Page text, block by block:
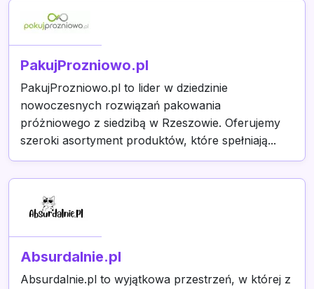
PakujProzniowo.pl
PakujProzniowo.pl to lider w dziedzinie
nowoczesnych rozwiązań pakowania
próżniowego z siedzibą w Rzeszowie. Oferujemy
szeroki asortyment produktów, które spełniają...
Absurdalnie.pl
Absurdalnie.pl to wyjątkowa przestrzeń, w której z